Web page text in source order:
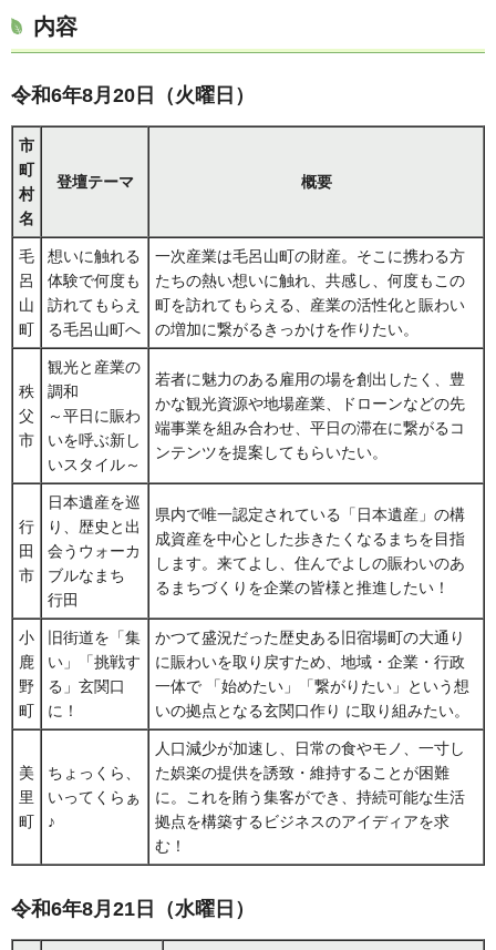
内容
令和6年8月20日（火曜日）
市
町
村
名
登壇テーマ 概要
毛
呂
山
町
想いに触れる
体験で何度も
訪れてもらえ
る毛呂山町へ
一次産業は毛呂山町の財産。そこに携わる方
たちの熱い想いに触れ、共感し、何度もこの
町を訪れてもらえる、産業の活性化と賑わい
の増加に繋がるきっかけを作りたい。
秩
父
市
観光と産業の
調和
～平日に賑わ
いを呼ぶ新し
いスタイル～
若者に魅力のある雇用の場を創出したく、豊
かな観光資源や地場産業、ドローンなどの先
端事業を組み合わせ、平日の滞在に繋がるコ
ンテンツを提案してもらいたい。
行
田
市
日本遺産を巡
り、歴史と出
会うウォーカ
ブルなまち
行田
県内で唯一認定されている「日本遺産」の構
成資産を中心とした歩きたくなるまちを目指
します。来てよし、住んでよしの賑わいのあ
るまちづくりを企業の皆様と推進したい！
小
鹿
野
町
旧街道を「集
い」「挑戦す
る」玄関口
に！
かつて盛況だった歴史ある旧宿場町の大通り
に賑わいを取り戻すため、地域・企業・行政
一体で 「始めたい」「繋がりたい」という想
いの拠点となる玄関口作り に取り組みたい。
美
里
町
ちょっくら、
いってくらぁ
♪
人口減少が加速し、日常の食やモノ、一寸し
た娯楽の提供を誘致・維持することが困難
に。これを賄う集客ができ、持続可能な生活
拠点を構築するビジネスのアイディアを求
む！
令和6年8月21日（水曜日）